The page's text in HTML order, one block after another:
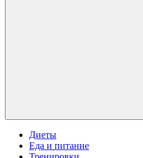
Диеты
Еда и питание